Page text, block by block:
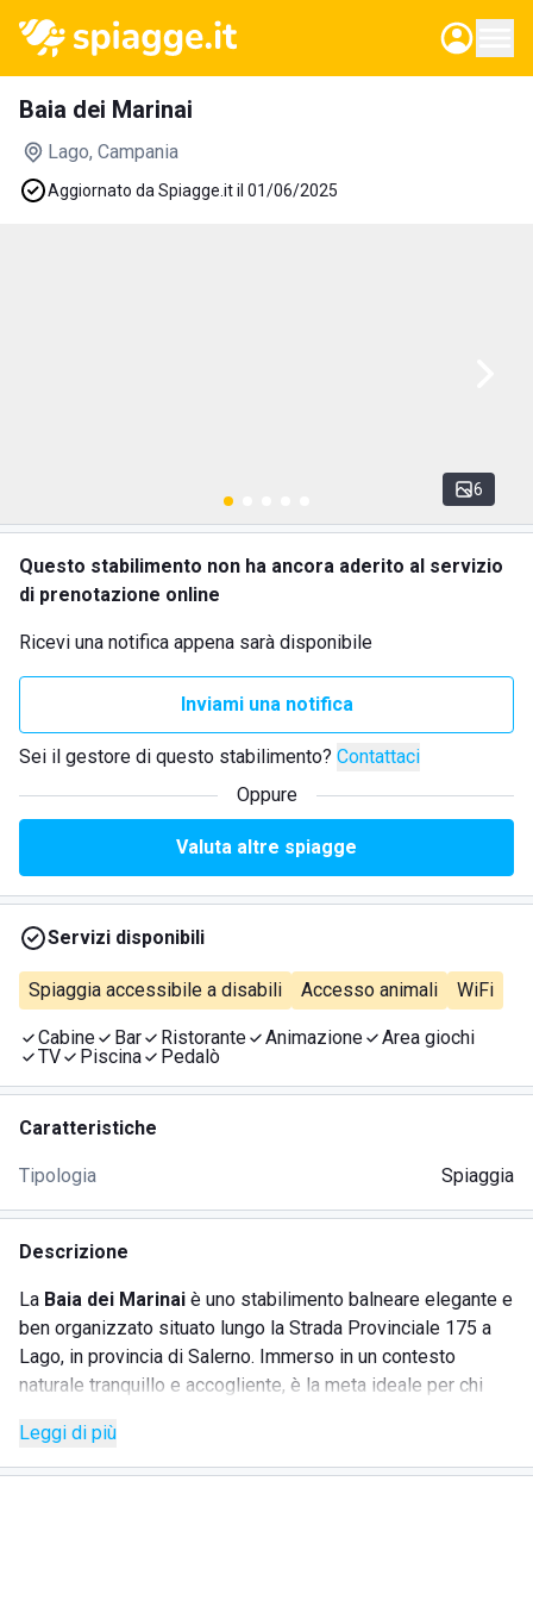
Baia dei Marinai
Lago, Campania
Aggiornato da Spiagge.it il 01/06/2025
6
Questo stabilimento non ha ancora aderito al servizio
di prenotazione online
Ricevi una notifica appena sarà disponibile
Inviami una notifica
Sei il gestore di questo stabilimento? Contattaci
Oppure
Valuta altre spiagge
Servizi disponibili
Spiaggia accessibile a disabili Accesso animali WiFi
Cabine Bar Ristorante Animazione
Area giochi
TV
Piscina Pedalò
Caratteristiche
Tipologia Spiaggia
Descrizione
La Baia dei Marinai è uno stabilimento balneare elegante e
ben organizzato situato lungo la Strada Provinciale 175 a
Lago, in provincia di Salerno. Immerso in un contesto
naturale tranquillo e accogliente, è la meta ideale per chi
sicurezza e della cura nei dettagli. Perfetto per famiglie,
coppie e gruppi di amici, offre servizi pensati per garantire
Leggi di più